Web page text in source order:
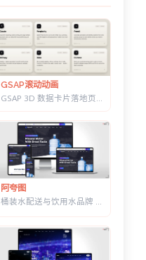
GSAP滚动动画
阿夸图